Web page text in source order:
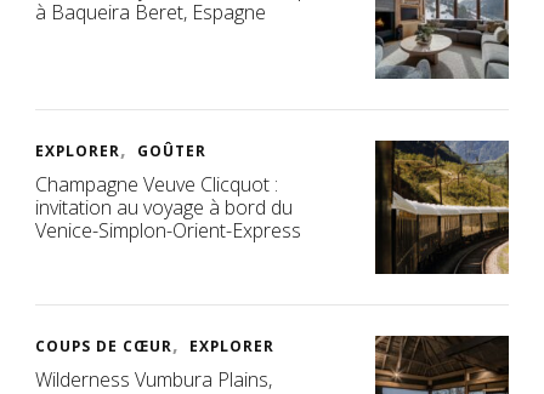
à Baqueira Beret, Espagne
EXPLORER GOÛTER
Champagne Veuve Clicquot :
invitation au voyage à bord du
Venice-Simplon-Orient-Express
COUPS DE CŒUR EXPLORER
Wilderness Vumbura Plains,